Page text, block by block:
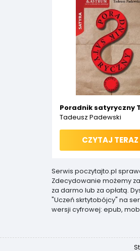
Poradnik satyryczny
Tadeusz Padewski
CZYTAJ TERAZ
Serwis poczytajto.pl
Zdecydowanie możemy
za darmo lub za opłatą.
"Uczeń skrtytobójcy" na
wersji cyfrowej: epub,